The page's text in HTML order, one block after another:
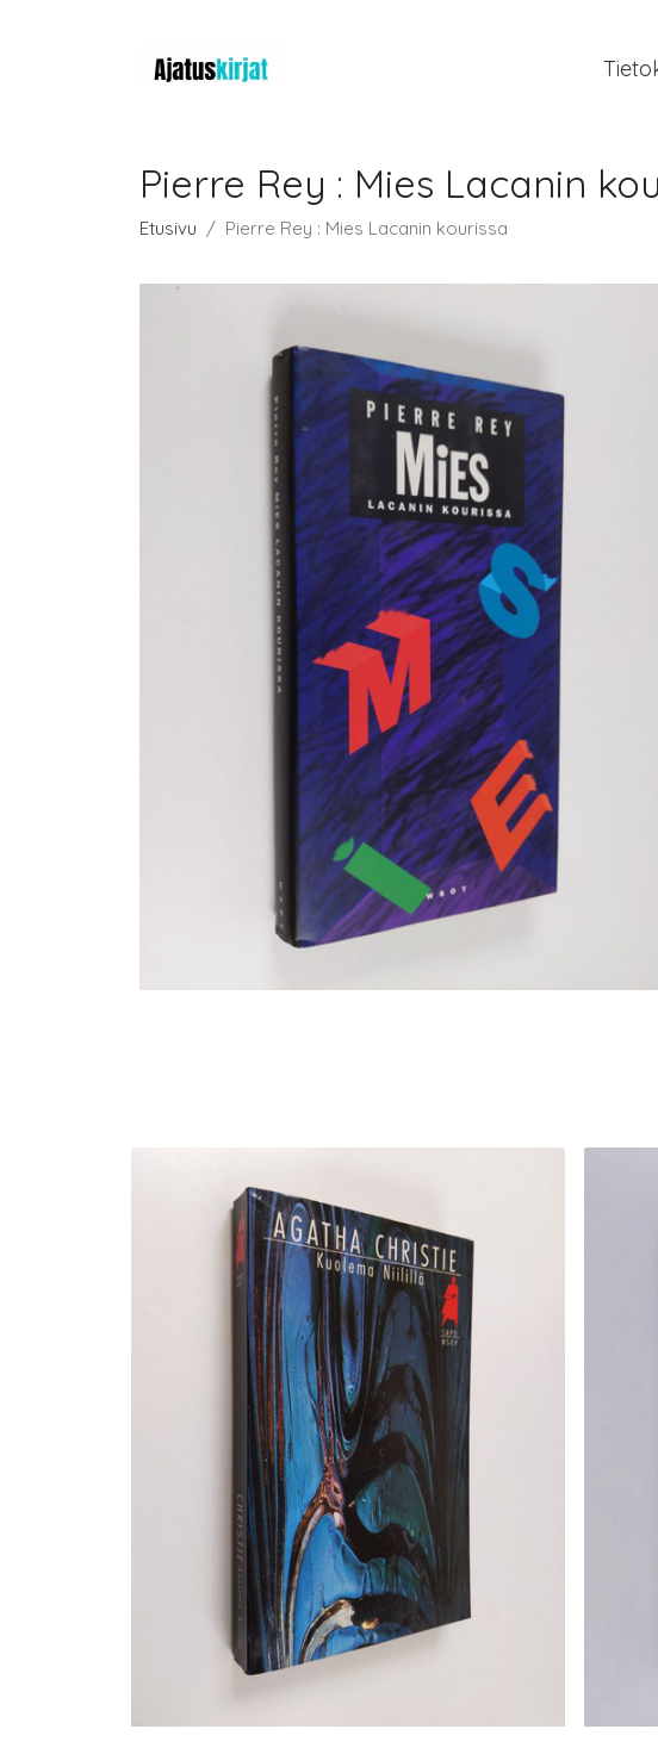
Pierre Rey : Mies Lacanin
Etusivu Pierre Rey : Mies Lacanin kourissa